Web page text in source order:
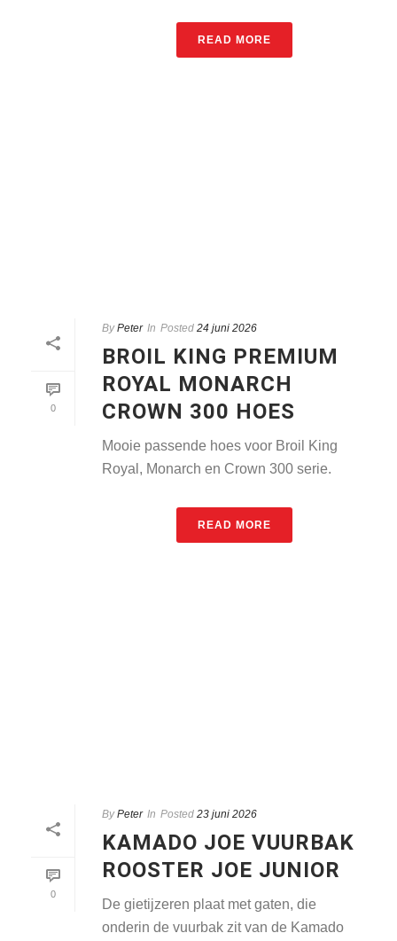
READ MORE
0
By Peter In Posted 24 juni 2026
BROIL KING PREMIUM
ROYAL MONARCH
CROWN 300 HOES
Mooie passende hoes voor Broil King
Royal, Monarch en Crown 300 serie.
READ MORE
0
By Peter In Posted 23 juni 2026
KAMADO JOE VUURBAK
ROOSTER JOE JUNIOR
De gietijzeren plaat met gaten, die
onderin de vuurbak zit van de Kamado